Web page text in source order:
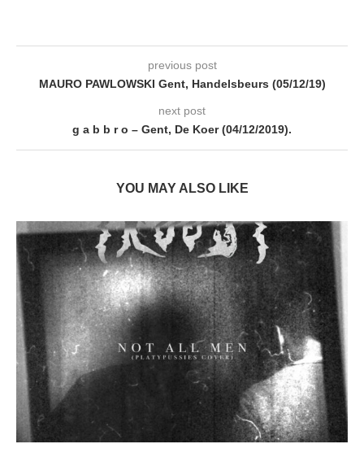
previous post
MAURO PAWLOWSKI Gent, Handelsbeurs (05/12/19)
next post
g a b b r o – Gent, De Koer (04/12/2019).
YOU MAY ALSO LIKE